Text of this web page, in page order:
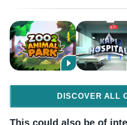
DISCOVER ALL
This could also be of